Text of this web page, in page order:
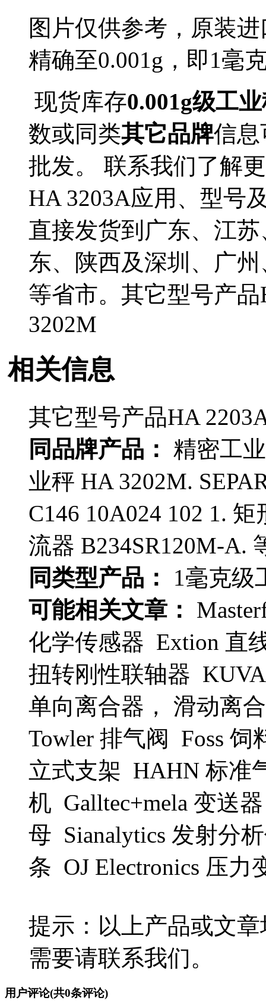
图片仅供参考，原装
精确至0.001g，即1毫
现货库存0.001g级工
数或同类其它品牌信息
批发。 联系我们了解
HA 3203A应用、型号
直接发货到广东、江
东、陕西及深圳、广
等省市。其它型号产
3202M
相关信息
其它型号产品HA
同品牌产品： 精密工
业秤 HA 3202M.
C146 10A024 102 1.
流器 B234SR120M-A.
同类型产品：
1毫克级
可能相关文章：
化学传感器 Extion 直
扭转刚性联轴器
单向离合器， 滑动离
Towler 排气阀 Foss 饲
立式支架 HAHN 标准
机 Galltec+mela 变送
母 Sianalytics 发射分
条 OJ Electronics 压
提示：以上产品或文
需要请联系我们。
用户评论(共0条评论)